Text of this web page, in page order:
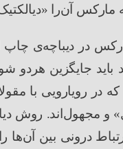
مارکس آنرا «
در دیباچهی چاپ
باید جایگزین هردو
در رویارویی با
» و مجهول اند. روش
درونی بین آنها